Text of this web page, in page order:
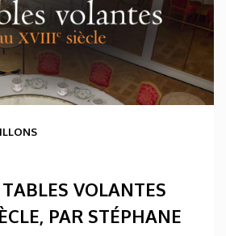
VOLANTES
PAR STÉPHANE